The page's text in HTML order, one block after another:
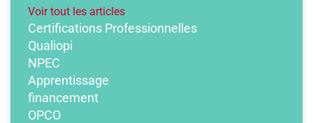
Voir tout les articles
Certifications Professionnelles
Qualiopi
NPEC
Apprentissage
financement
OPCO